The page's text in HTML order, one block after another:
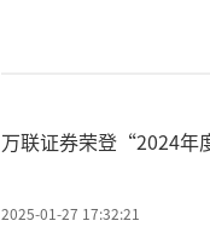
万联证券荣登“2024年
2025-01-27 17:32:21